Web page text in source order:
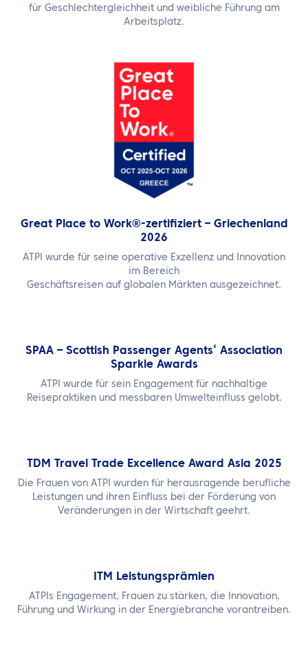
für Geschlechtergleichheit und weibliche Führung am
Arbeitsplatz.
Great Place to Work®-zertifiziert – Griechenland
2026
ATPI wurde für seine operative Exzellenz und Innovation
im Bereich
Geschäftsreisen auf globalen Märkten ausgezeichnet.
SPAA – Scottish Passenger Agents‘ Association
Sparkle Awards
ATPI wurde für sein Engagement für nachhaltige
Reisepraktiken und messbaren Umwelteinfluss gelobt.
TDM Travel Trade Excellence Award Asia 2025
Die Frauen von ATPI wurden für herausragende berufliche
Leistungen und ihren Einfluss bei der Förderung von
Veränderungen in der Wirtschaft geehrt.
ITM Leistungsprämien
ATPIs Engagement, Frauen zu stärken, die Innovation,
Führung und Wirkung in der Energiebranche vorantreiben.